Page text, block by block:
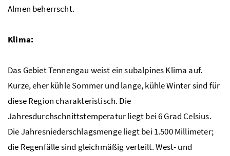
Almen beherrscht.
Klima:
Das Gebiet Tennengau weist ein subalpines Klima auf.
Kurze, eher kühle Sommer und lange, kühle Winter sind für
diese Region charakteristisch. Die
Jahresdurchschnittstemperatur liegt bei 6 Grad Celsius.
Die Jahresniederschlagsmenge liegt bei 1.500 Millimeter;
die Regenfälle sind gleichmäßig verteilt. West- und